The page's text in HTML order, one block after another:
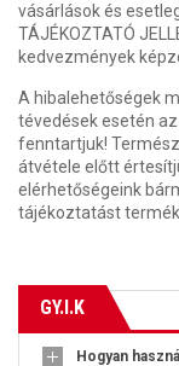
vásárlások és
TÁJÉKOZTATÓ
kedvezmények
A hibalehetőségek
tévedések esetén
fenntartjuk!
átvétele előtt
elérhetőségeink
tájékoztatást
GY.I.K
Hogyan